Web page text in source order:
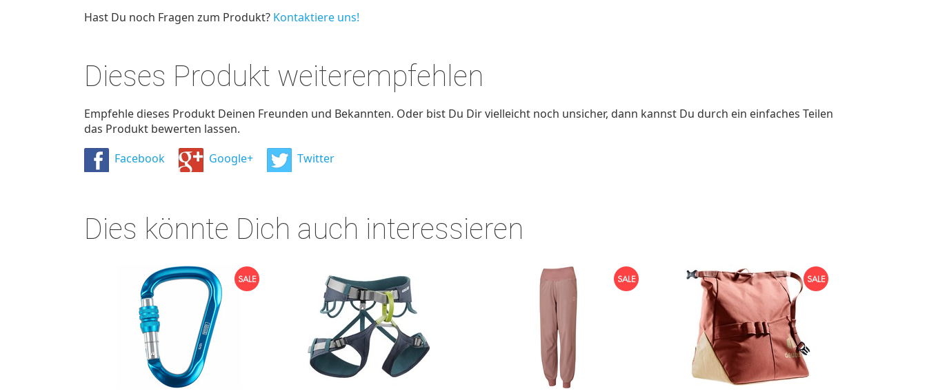
Hast Du noch Fragen zum Produkt? Kontaktiere uns!
Dieses Produkt weiterempfehlen
Empfehle dieses Produkt Deinen Freunden und Bekannten. Oder bist Du Dir vielleicht noch unsicher, dann kannst Du durch ein einfaches Teilen
das Produkt bewerten lassen.
Facebook
Google+ Twitter
Dies könnte Dich auch interessieren